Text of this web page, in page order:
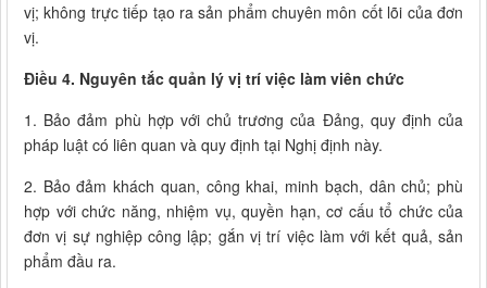
vị; không trực tiếp tạo ra sản phẩm chuyên môn cốt lõi của đơn
vị.
Điều 4. Nguyên tắc quản lý vị trí việc làm viên chức
1. Bảo đảm phù hợp với chủ trương của Đảng, quy định của
pháp luật có liên quan và quy định tại Nghị định này.
2. Bảo đảm khách quan, công khai, minh bạch, dân chủ; phù
hợp với chức năng, nhiệm vụ, quyền hạn, cơ cấu tổ chức của
đơn vị sự nghiệp công lập; gắn vị trí việc làm với kết quả, sản
phẩm đầu ra.